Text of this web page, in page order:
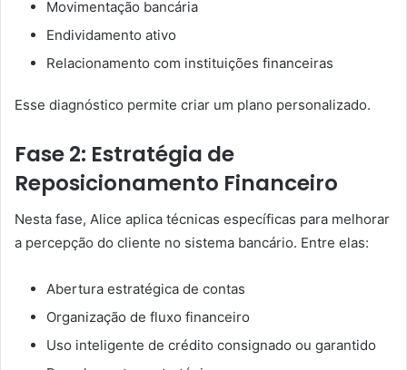
Movimentação bancária
Endividamento ativo
Relacionamento com instituições financeiras
Esse diagnóstico permite criar um plano personalizado.
Fase 2: Estratégia de
Reposicionamento Financeiro
Nesta fase, Alice aplica técnicas específicas para melhorar
a percepção do cliente no sistema bancário. Entre elas:
Abertura estratégica de contas
Organização de fluxo financeiro
Uso inteligente de crédito consignado ou garantido